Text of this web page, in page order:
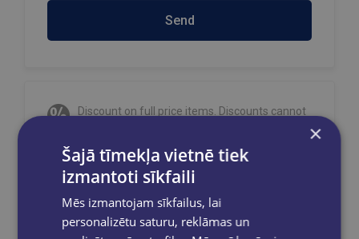
Send
Discount on full price items. Discounts cannot
Orders are processed on weekdays from
10:00 to 18:00.
Free deliveryto OMNIVA parcel machines in
Latviafor orders over €40.00
Free delivery to any GLOBUSS bookstore
×
Šajā tīmekļa vietnē tiek
izmantoti sīkfaili
Mēs izmantojam sīkfailus, lai
personalizētu saturu, reklāmas un